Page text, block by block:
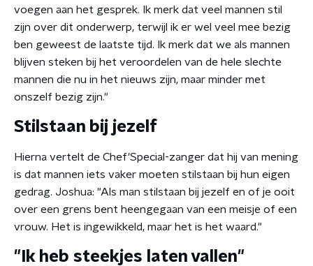
voegen aan het gesprek. Ik merk dat veel mannen stil
zijn over dit onderwerp, terwijl ik er wel veel mee bezig
ben geweest de laatste tijd. Ik merk dat we als mannen
blijven steken bij het veroordelen van de hele slechte
mannen die nu in het nieuws zijn, maar minder met
onszelf bezig zijn."
Stilstaan bij jezelf
Hierna vertelt de Chef'Special-zanger dat hij van mening
is dat mannen iets vaker moeten stilstaan bij hun eigen
gedrag. Joshua: "Als man stilstaan bij jezelf en of je ooit
over een grens bent heengegaan van een meisje of een
vrouw. Het is ingewikkeld, maar het is het waard."
"Ik heb steekjes laten vallen"